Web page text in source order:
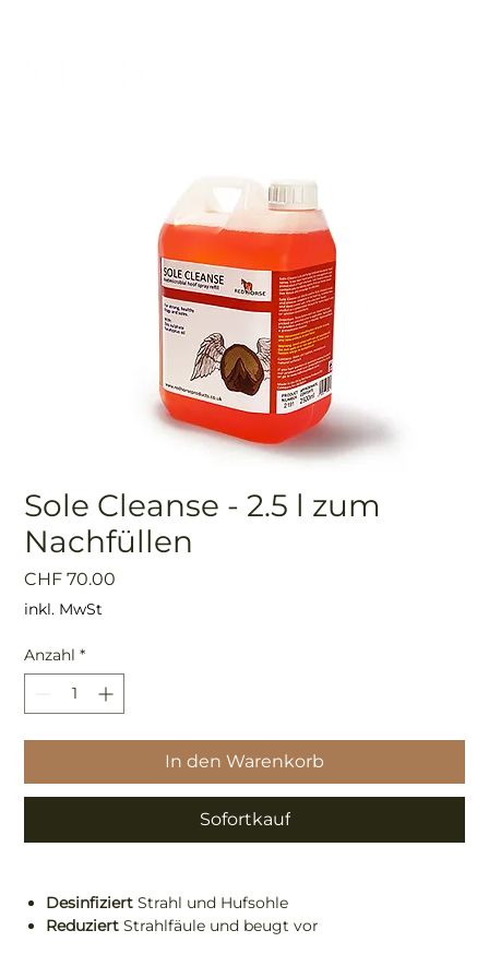
Sole Cleanse - 2.5 l zum
Nachfüllen
CHF 70.00
inkl. MwSt
Anzahl *
In den Warenkorb
Sofortkauf
Desinfiziert Strahl und Hufsohle
Reduziert Strahlfäule und beugt vor